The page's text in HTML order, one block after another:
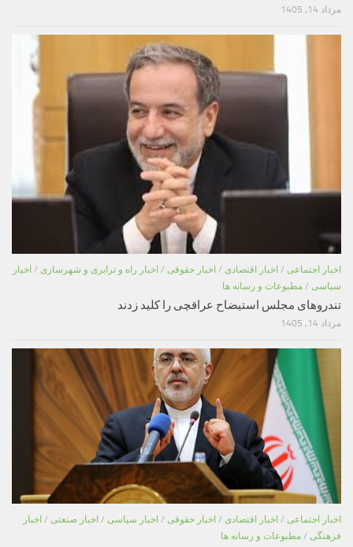
مرداد 14, 1405
اخبار اجتماعی / اخبار اقتصادی / اخبار حقوقی / اخبار راه و ترابری و شهرسازی / اخبار
سیاسی / مطبوعات و رسانه ها
تندروهای مجلس استیضاح عراقچی را کلید زدند
مرداد 14, 1405
اخبار اجتماعی / اخبار اقتصادی / اخبار حقوقی / اخبار سیاسی / اخبار صنعتی / اخبار
فرهنگی / مطبوعات و رسانه ها